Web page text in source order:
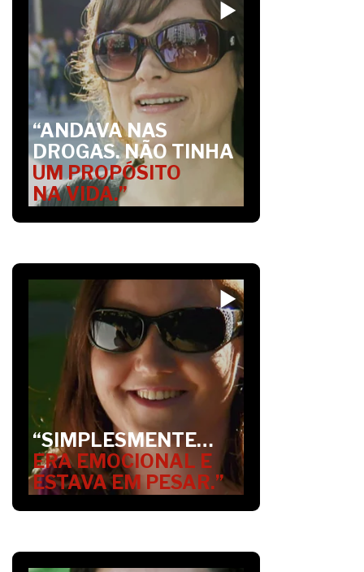
“ANDAVA NAS
DROGAS. NÃO TINHA
UM PROPÓSITO
NA VIDA.”
“SIMPLESMENTE…
ERA EMOCIONAL E
ESTAVA EM PESAR.”